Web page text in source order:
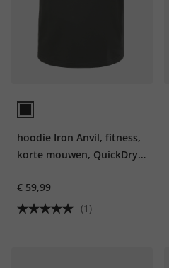
hoodie Iron Anvil, fitness,
korte mouwen, QuickDry,
€ 59,99
(1)